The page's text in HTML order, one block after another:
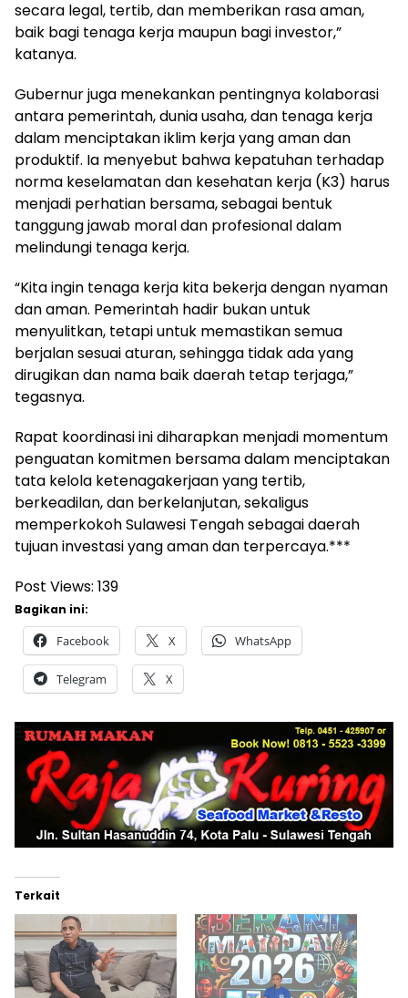
secara legal, tertib, dan memberikan rasa aman,
baik bagi tenaga kerja maupun bagi investor,”
katanya.
Gubernur juga menekankan pentingnya kolaborasi
antara pemerintah, dunia usaha, dan tenaga kerja
dalam menciptakan iklim kerja yang aman dan
produktif. Ia menyebut bahwa kepatuhan terhadap
norma keselamatan dan kesehatan kerja (K3) harus
menjadi perhatian bersama, sebagai bentuk
tanggung jawab moral dan profesional dalam
melindungi tenaga kerja.
“Kita ingin tenaga kerja kita bekerja dengan nyaman
dan aman. Pemerintah hadir bukan untuk
menyulitkan, tetapi untuk memastikan semua
berjalan sesuai aturan, sehingga tidak ada yang
dirugikan dan nama baik daerah tetap terjaga,”
tegasnya.
Rapat koordinasi ini diharapkan menjadi momentum
penguatan komitmen bersama dalam menciptakan
tata kelola ketenagakerjaan yang tertib,
berkeadilan, dan berkelanjutan, sekaligus
memperkokoh Sulawesi Tengah sebagai daerah
tujuan investasi yang aman dan terpercaya.***
Post Views: 139
Bagikan ini:
Facebook X WhatsApp
Telegram X
Terkait